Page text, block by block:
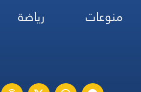
منوعات
رياضة